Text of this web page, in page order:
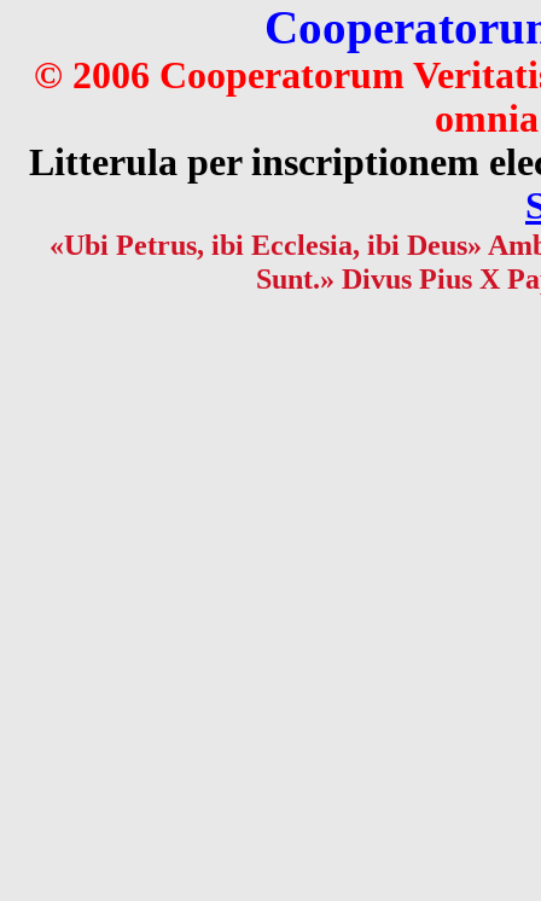
© 2006 Cooperatorum
Litterula per inscriptionem
«Ubi Petrus, ibi Ecclesia, ibi Deus»
Sunt.» Divus Pius X